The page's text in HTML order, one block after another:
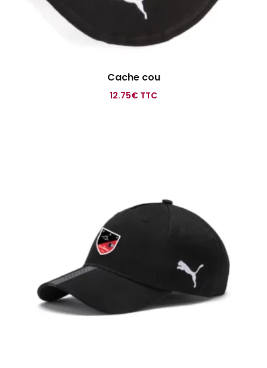
Cache cou
12.75€ TTC